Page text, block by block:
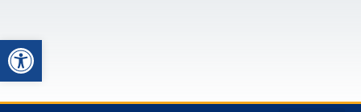
פתח